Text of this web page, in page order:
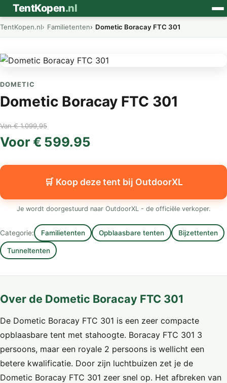
TentKopen.nl
TentKopen.nl Familietenten Dometic Boracay FTC 301
DOMETIC
Dometic Boracay FTC 301
Van € 1.099,95
Voor € 599.95
🛒 Koop deze tent bij OutdoorXL
Je wordt doorgestuurd naar OutdoorXL - de officiële verkoper.
Categorie: Familietenten Opblaasbare tenten Bijzettenten
Tunneltenten
Over de Dometic Boracay FTC 301
De Dometic Boracay FTC 301 is een zeer compacte
opblaasbare tent met stahoogte. Boracay FTC 301 3
persoons, maar een royale 2 persoons is wellicht een
betere kwalificatie. Door zijn luchtbuizen zet je de
Dometic Boracay FTC 301 zeer snel op. Het afbreken van